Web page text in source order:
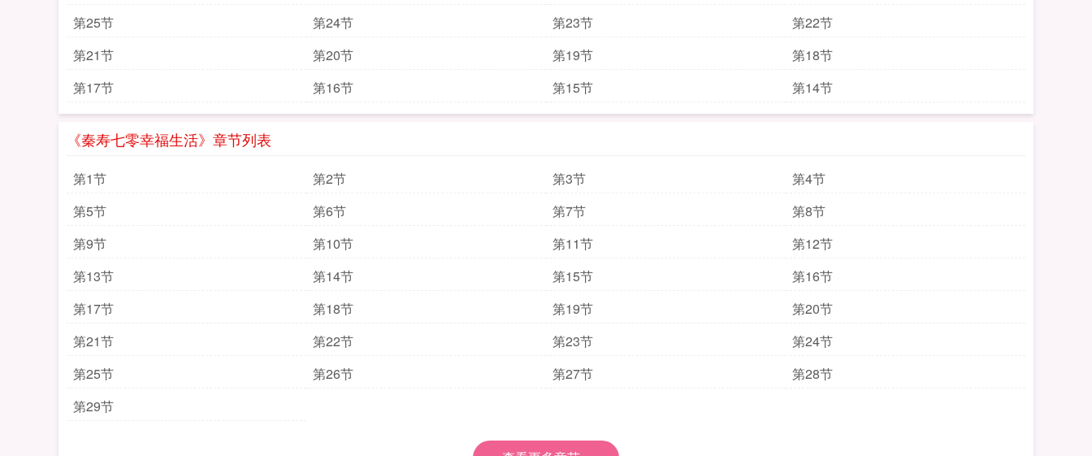
第25节
第24节 第23节
第22节
第21节
第20节 第19节
第18节
第17节
第16节 第15节 第14节
《秦寿七零幸福生活》章节列表
第1节 第2节 第3节
第4节
第5节
第6节 第7节
第8节
第9节
第10节 第11节
第12节
第13节
第14节 第15节
第16节
第17节
第18节 第19节
第20节
第21节
第22节 第23节
第24节
第25节
第26节 第27节
第28节
第29节